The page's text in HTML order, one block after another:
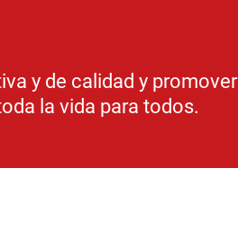
y de calidad y promover
la vida para todos.